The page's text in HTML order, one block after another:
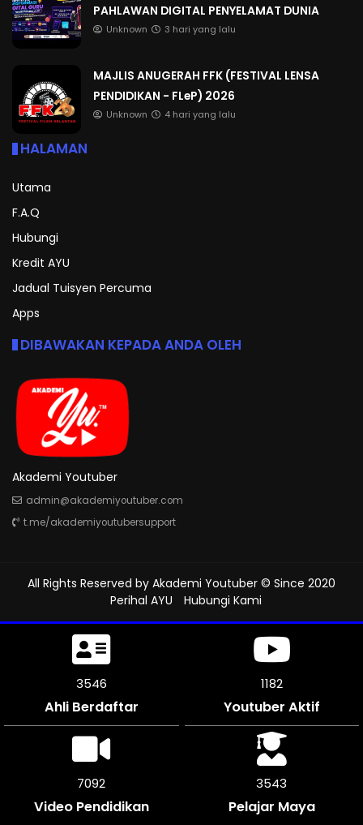
PAHLAWAN DIGITAL PENYELAMAT DUNIA
Unknown 3 hari yang lalu
MAJLIS ANUGERAH FFK (FESTIVAL LENSA
PENDIDIKAN - FLeP) 2026
Unknown 4 hari yang lalu
HALAMAN
Utama
F.A.Q
Hubungi
Kredit AYU
Jadual Tuisyen Percuma
Apps
DIBAWAKAN KEPADA ANDA OLEH
Akademi Youtuber
admin@akademiyoutuber.com
t.me/akademiyoutubersupport
All Rights Reserved by Akademi Youtuber © Since 2020
Perihal AYU
Hubungi Kami
4029
Ahli Berdaftar
1312
Youtuber Aktif
8052
Video Pendidikan
4026
Pelajar Maya